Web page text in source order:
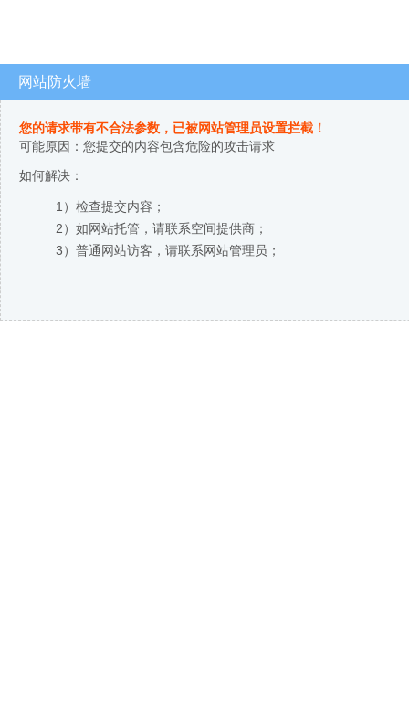
网站防火墙
您的请求带有不合法参数，已被网站管理员设置拦截！
可能原因：您提交的内容包含危险的攻击请求
如何解决：
1）检查提交内容；
2）如网站托管，请联系空间提供商；
3）普通网站访客，请联系网站管理员；